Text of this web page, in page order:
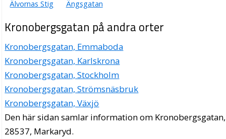
Älvornas Stig
Ängsgatan
Kronobergsgatan på andra orter
Kronobergsgatan, Emmaboda
Kronobergsgatan, Karlskrona
Kronobergsgatan, Stockholm
Kronobergsgatan, Strömsnäsbruk
Kronobergsgatan, Växjö
Den här sidan samlar information om Kronobergsgatan,
28537, Markaryd.